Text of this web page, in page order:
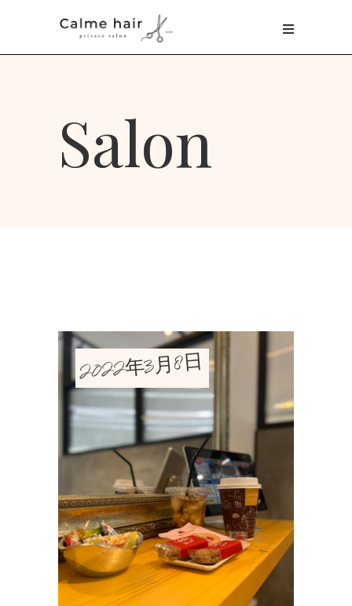
Salon
2022年3月8日